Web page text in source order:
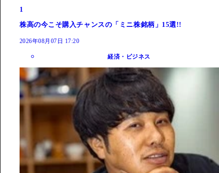
1
株高の今こそ購入チャンスの「ミニ株銘柄」15選!!
2026年08月07日 17:20
経済・ビジネス